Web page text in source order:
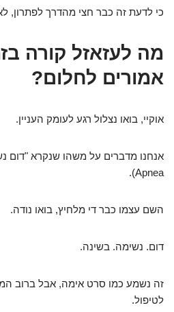
כי לדעת זה כבר חצי מהדרך לפתרון,
מה לעזאזל קורה
אמורים לחלום?
אוקיי, בואו נצלול רגע לעומק העניין.
Apnea).
השם עצמו כבר די מלחיץ, בואו נודה.
דום. נשימה. בשינה.
זה נשמע כמו סרט אימה, אבל ברוב
לטיפול.